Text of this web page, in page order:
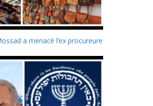
a menacé l’ex procureure